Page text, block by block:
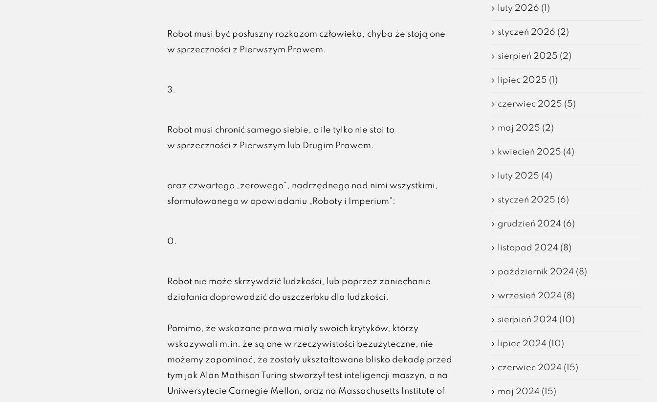
Robot musi być posłuszny rozkazom człowieka, chyba że stoją one
w sprzeczności z Pierwszym Prawem.
3.
Robot musi chronić samego siebie, o ile tylko nie stoi to
w sprzeczności z Pierwszym lub Drugim Prawem.
oraz czwartego „zerowego”, nadrzędnego nad nimi wszystkimi,
sformułowanego w opowiadaniu „Roboty i Imperium”:
0.
Robot nie może skrzywdzić ludzkości, lub poprzez zaniechanie
działania doprowadzić do uszczerbku dla ludzkości.
Pomimo, że wskazane prawa miały swoich krytyków, którzy
wskazywali m.in. że są one w rzeczywistości bezużyteczne, nie
możemy zapominać, że zostały ukształtowane blisko dekadę przed
tym jak Alan Mathison Turing stworzył test inteligencji maszyn, a na
Uniwersytecie Carnegie Mellon, oraz na Massachusetts Institute of
luty 2026 (1)
styczeń 2026 (2)
sierpień 2025 (2)
lipiec 2025 (1)
czerwiec 2025 (5)
maj 2025 (2)
kwiecień 2025 (4)
luty 2025 (4)
styczeń 2025 (6)
grudzień 2024 (6)
listopad 2024 (8)
październik 2024 (8)
wrzesień 2024 (8)
sierpień 2024 (10)
lipiec 2024 (10)
czerwiec 2024 (15)
maj 2024 (15)